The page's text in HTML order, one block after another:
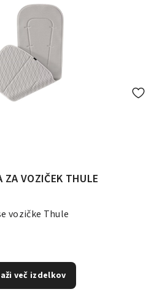
ZA VOZIČEK THULE
vozičke Thule
več izdelkov